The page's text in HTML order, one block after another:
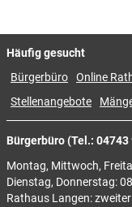
Bürgerbüro (Tel.:
Montag, Mittwoch,
Dienstag, Donnerstag:
Rathaus Langen:
Häufig gesucht
Bürgerbüro Online
Stellenangebote